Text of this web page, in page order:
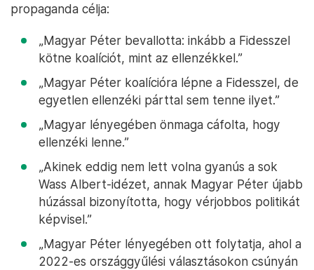
propaganda célja:
„Magyar Péter bevallotta: inkább a Fidesszel
kötne koalíciót, mint az ellenzékkel.”
„Magyar Péter koalícióra lépne a Fidesszel, de
egyetlen ellenzéki párttal sem tenne ilyet.”
„Magyar lényegében önmaga cáfolta, hogy
ellenzéki lenne.”
„Akinek eddig nem lett volna gyanús a sok
Wass Albert-idézet, annak Magyar Péter újabb
húzással bizonyította, hogy vérjobbos politikát
képvisel.”
„Magyar Péter lényegében ott folytatja, ahol a
2022-es országgyűlési választásokon csúnyán